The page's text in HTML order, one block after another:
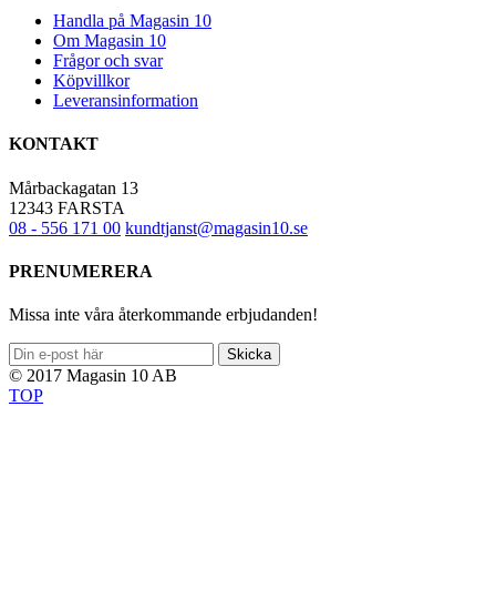
Handla på Magasin 10
Om Magasin 10
Frågor och svar
Köpvillkor
Leveransinformation
KONTAKT
Mårbackagatan 13
12343 FARSTA
08 - 556 171 00 kundtjanst@magasin10.se
PRENUMERERA
Missa inte våra återkommande erbjudanden!
Skicka
© 2017 Magasin 10 AB
TOP